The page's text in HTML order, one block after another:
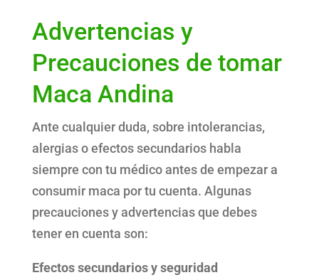
Advertencias y
Precauciones de tomar
Maca Andina
Ante cualquier duda, sobre intolerancias,
alergias o efectos secundarios habla
siempre con tu médico antes de empezar a
consumir maca por tu cuenta. Algunas
precauciones y advertencias que debes
tener en cuenta son:
Efectos secundarios y seguridad